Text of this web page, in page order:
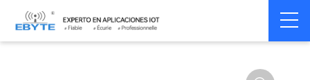
Home > Accessoires > Antenna